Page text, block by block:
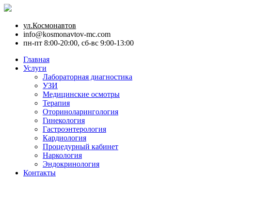
ул.Космонавтов
info@kosmonavtov-mc.com
пн-пт 8:00-20:00, сб-вс 9:00-13:00
Главная
Услуги
Лабораторная диагностика
УЗИ
Медицинские осмотры
Терапия
Оториноларингология
Гинекология
Гастроэнтерология
Кардиология
Процедурный кабинет
Наркология
Эндокринология
Контакты